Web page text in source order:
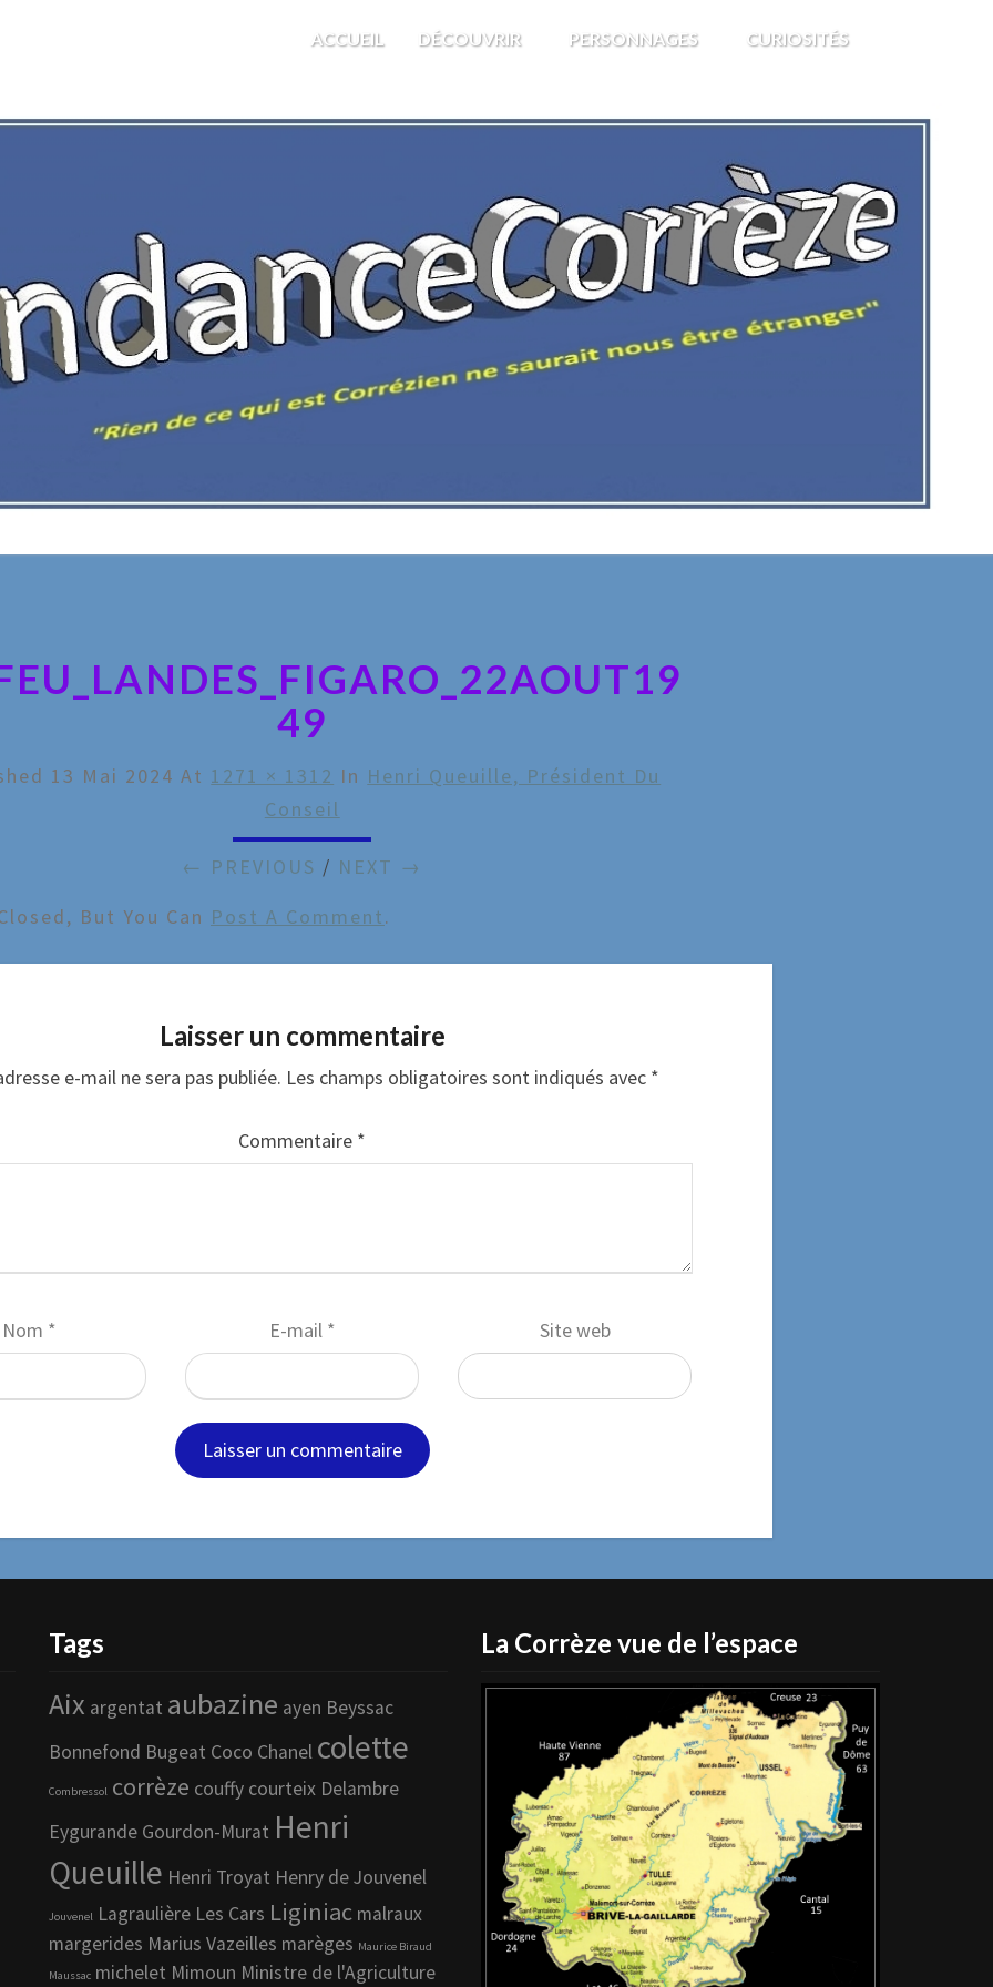
ACCUEIL DÉCOUVRIR PERSONNAGES CURIOSITÉS
49
13 Mai 2024 At 1271 × 1312 In Henri Queuille, Président Du
Conseil
← PREVIOUS / NEXT →
But You Can Post A Comment.
Laisser un commentaire
e-mail ne sera pas publiée. Les champs obligatoires sont indiqués avec *
Commentaire *
Nom * E-mail * Site web
Tags
Aix argentat aubazine ayen Beyssac
Bonnefond Bugeat Coco Chanel colette
Combressol corrèze couffy courteix Delambre
Eygurande Gourdon-Murat Henri
Queuille Henri Troyat Henry de Jouvenel
Jouvenel Lagraulière Les Cars Liginiac malraux
margerides Marius Vazeilles marèges Maurice Biraud
Maussac michelet Mimoun Ministre de l'Agriculture
La Corrèze vue de l’espace